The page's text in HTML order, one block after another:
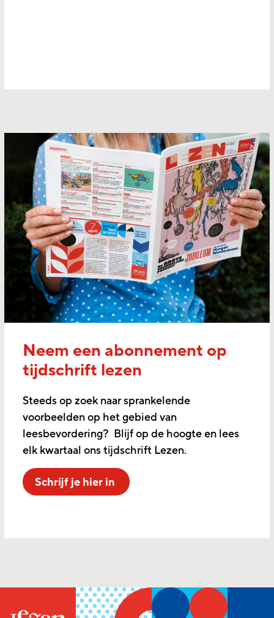
Neem een abonnement op
tijdschrift lezen
Steeds op zoek naar sprankelende
voorbeelden op het gebied van
leesbevordering? Blijf op de hoogte en lees
elk kwartaal ons tijdschrift Lezen.
Schrijf je hier in